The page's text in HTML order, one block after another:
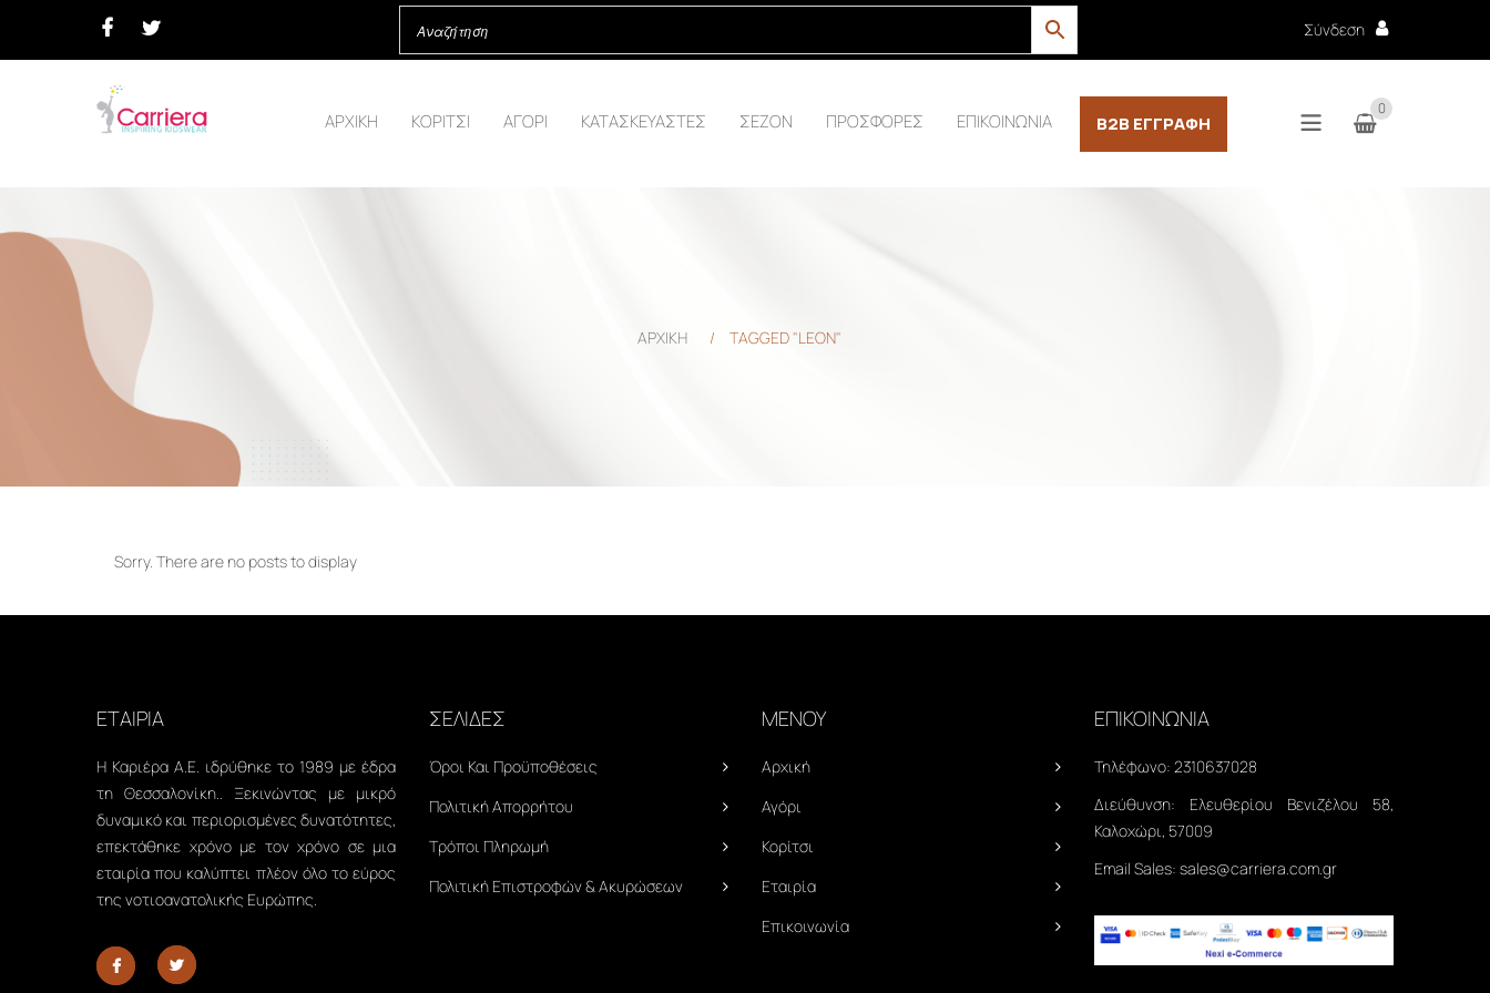
Σύνδεση
ΑΡΧΙΚΗ ΚΟΡΙΤΣΙ ΑΓΟΡΙ ΚΑΤΑΣΚΕΥΑΣΤΕΣ ΣΕΖΟΝ ΠΡΟΣΦΟΡΕΣ ΕΠΙΚΟΙΝΩΝΙΑ B2B ΕΓΓΡΑΦΉ
0
ΑΡΧΙΚΗ / TAGGED "LEON"
Sorry. There are no posts to display
ΕΤΑΙΡΙΑ
Η Καριέρα Α.Ε. ιδρύθηκε το 1989 με έδρα
τη Θεσσαλονίκη.. Ξεκινώντας με μικρό
δυναμικό και περιορισμένες δυνατότητες,
επεκτάθηκε χρόνο με τον χρόνο σε μια
εταιρία που καλύπτει πλέον όλο το εύρος
της νοτιοανατολικής Ευρώπης.
ΣΕΛΙΔΕΣ
Όροι Και Προϋποθέσεις
Πολιτική Απορρήτου
Τρόποι Πληρωμή
Πολιτική Επιστροφών & Ακυρώσεων
ΜΕΝΟΥ
Αρχική
Αγόρι
Κορίτσι
Εταιρία
Επικοινωνία
ΕΠΙΚΟΙΝΩΝΙΑ
Τηλέφωνο: 2310637028
Διεύθυνση: Ελευθερίου Βενιζέλου 58,
Καλοχώρι, 57009
Email Sales: sales@carriera.com.gr